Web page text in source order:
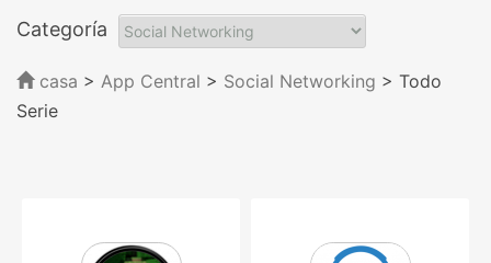
Categoría
casa > App Central > Social Networking > Todo
Serie